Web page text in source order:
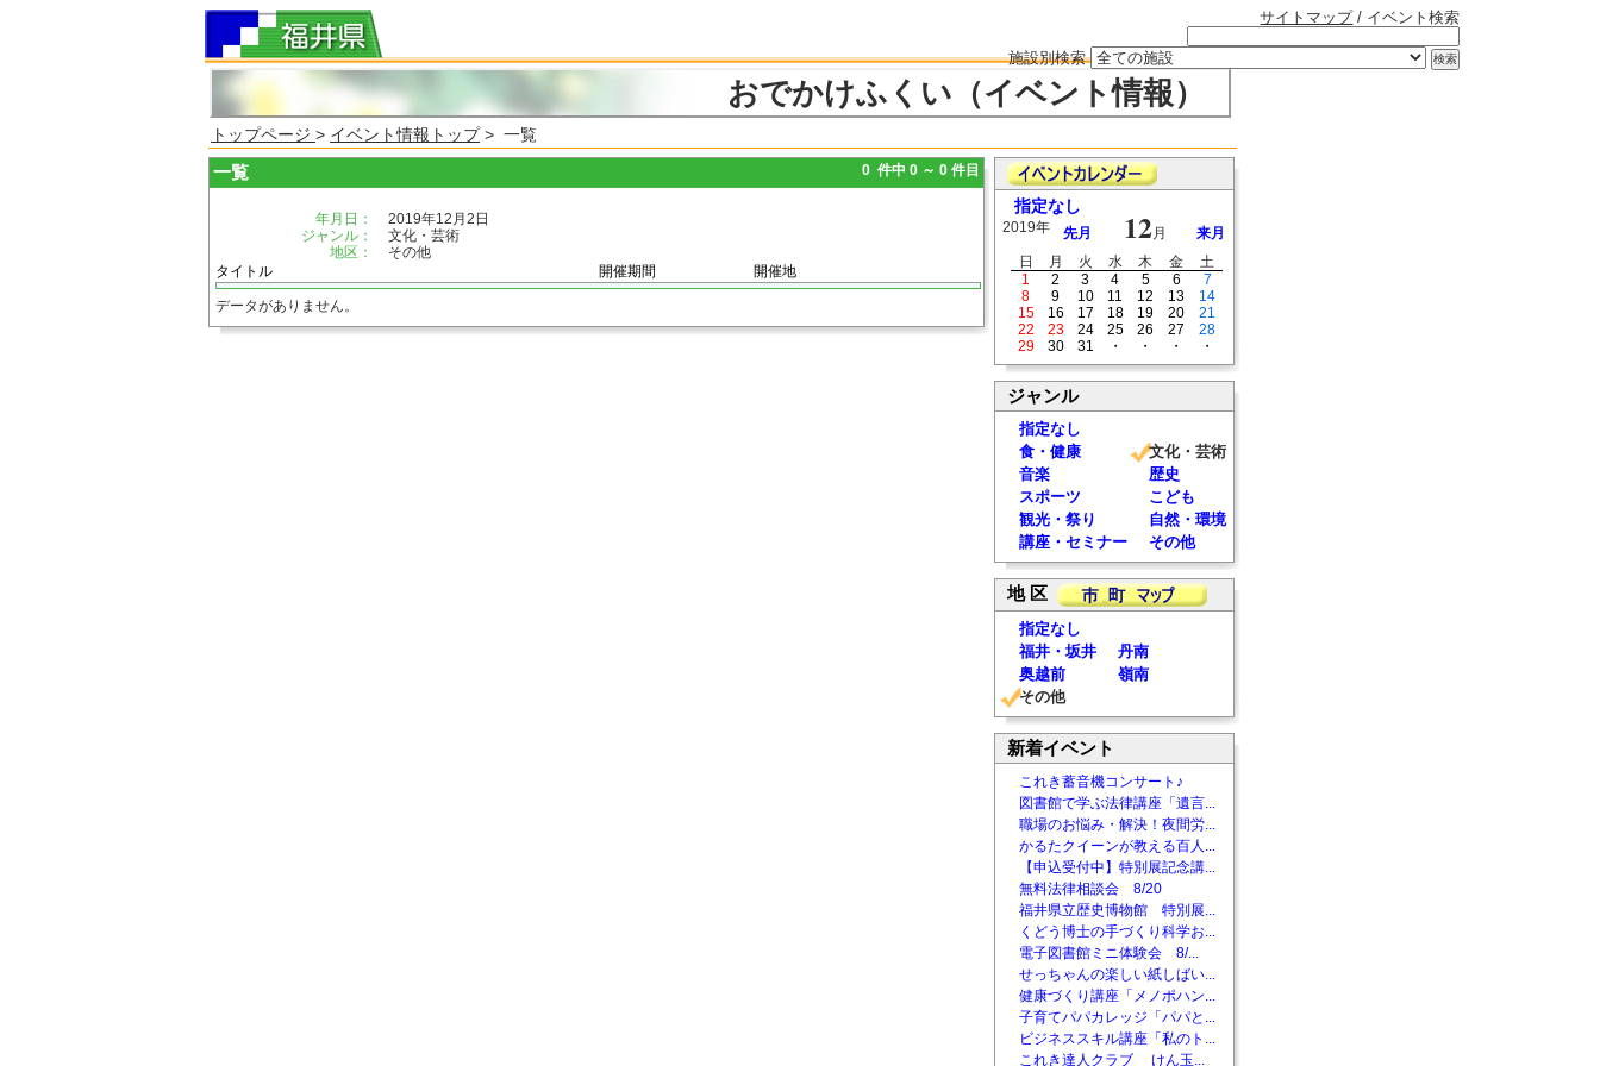
サイトマップ/ イベント検索
施設別検索
おでかけふくい（イベント情報）
トップページ > イベント情報トップ> 一覧
一覧 0 件中 0 ～ 0 件目
年月日：
2019年12月2日
ジャンル：
文化・芸術
地区：
その他
タイトル
開催期間 開催地
データがありません。
指定なし
2019年 先月 12月
来月
日
月 火 水 木 金
土
1
2 3 4 5 6
7
8
9 10 11 12 13
14
15
16 17 18 19 20
21
22
23 24 25 26 27
28
29
30 31 ・ ・ ・ ・
ジャンル
指定なし
食・健康
文化・芸術
音楽
歴史
スポーツ
こども
観光・祭り
自然・環境
講座・セミナー
その他
地 区
指定なし
福井・坂井
丹南
奥越前
嶺南
その他
新着イベント
これき蓄音機コンサート♪
図書館で学ぶ法律講座「遺言...
職場のお悩み・解決！夜間労...
かるたクイーンが教える百人...
【申込受付中】特別展記念講...
無料法律相談会 8/20
福井県立歴史博物館 特別展...
くどう博士の手づくり科学お...
電子図書館ミニ体験会 8/...
せっちゃんの楽しい紙しばい...
健康づくり講座「メノポハン...
子育てパパカレッジ「パパと...
ビジネススキル講座「私のト...
これき達人クラブ けん玉...